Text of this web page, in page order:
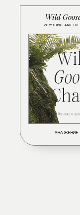
Wild
EVERYTHING AND
УВАЖЕНИЕ: